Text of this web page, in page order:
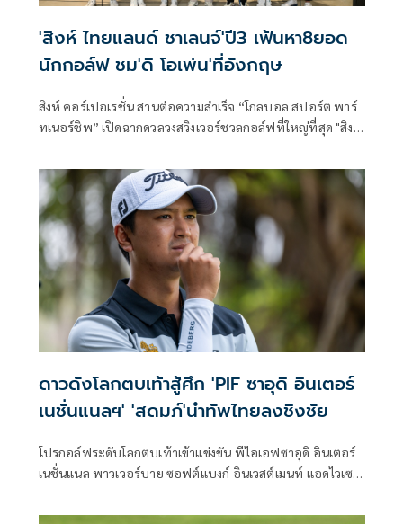
'สิงห์ ไทยแลนด์ ชาเลนจ์'ปี3 เฟ้นหา8ยอด
นักกอล์ฟ ชม'ดิ โอเพ่น'ที่อังกฤษ
สิงห์ คอร์เปอเรชั่น สานต่อความสำเร็จ “โกลบอล สปอร์ต พาร์
ทเนอร์ชิพ” เปิดฉากดวลวงสวิงเวอร์ชวลกอล์ฟที่ใหญ่ที่สุด "สิงห์
22 สนามคัดเลือกทั่วประเทศ เพื่อหาสุดยอด 8 นักกอล์ฟ รับ
รางวัลเอ็กซ์คลูซีฟทริปบินชมสุดยอดการแข่งขันกอล์ฟรายการ
เก่าแก่ที่สุดของโลกอย่าง “ดิ โอเพ่น” ครั้งที่ 154 ณ สนามรอยัล
เบิร์กเดล และ AIG Women’s Open ครั้งที่ 50 ณ สนามรอยัล ลิ
ทแธม แอนด์ เซนต์ แอนส์ ประเทศอังกฤษ
ดาวดังโลกตบเท้าสู้ศึก 'PIF ซาอุดิ อินเตอร์
เนชั่นแนลฯ' 'สดมภ์'นำทัพไทยลงชิงชัย
โปรกอล์ฟระดับโลกตบเท้าเข้าแข่งขัน พีไอเอฟซาอุดิ อินเตอร์
เนชั่นแนล พาวเวอร์บาย ซอฟต์แบงก์ อินเวสต์เมนท์ แอดไวเซ
ชิงเงินรางวัลรวมสูงถึง 5 ล้านเหรียญสหรัฐ หรือประมาณ 160